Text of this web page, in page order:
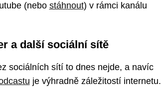
(nebo stáhnout) v rámci kanálu
a další sociální sítě
sociálních sítí to dnes nejde, a navíc
je výhradně záležitostí internetu.